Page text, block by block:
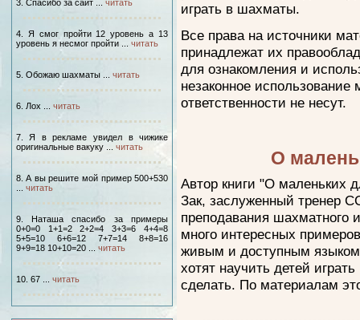
3. Спасибо за сайт ... читать
4. Я смог пройти 12 уровень а 13
уровень я несмог пройти ... читать
5. Обожаю шахматы ... читать
6. Лох ... читать
7. Я в рекламе увидел в чижике
оригинальные вакуку ... читать
8. А вы решите мой пример 500+530
читать
9. Наташа спасибо за примеры
0+0=0 1+1=2 2+2=4 3+3=6 4+4=8
5+5=10 6+6=12 7+7=14 8+8=16
9+9=18 10+10=20 ... читать
10. 67 ... читать
играть в шахматы.
Все права на источники
принадлежат их
для ознакомления и
незаконное
ответственности не несут.
О
Автор книги "О маленьких
Зак, заслуженный тренер
преподавания шахматного
много интересных
живым и доступным языком
хотят научить детей
сделать. По материалам